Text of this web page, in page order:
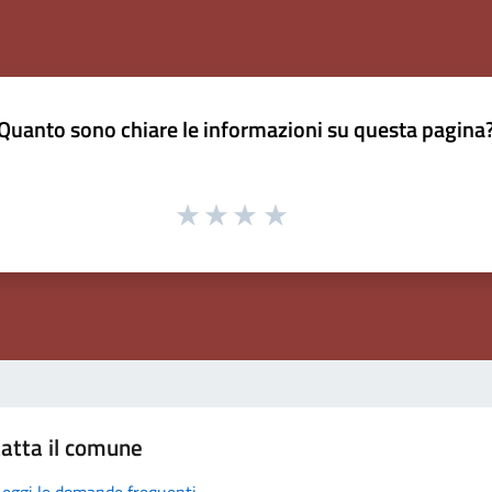
sono chiare le informazioni su questa
il comune